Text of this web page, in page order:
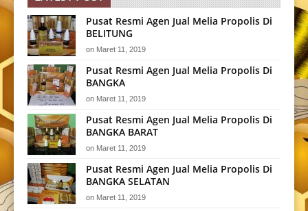
Pusat Resmi Agen Jual Melia Propolis Di
BELITUNG
on Maret 11, 2019
Pusat Resmi Agen Jual Melia Propolis Di
BANGKA
on Maret 11, 2019
Pusat Resmi Agen Jual Melia Propolis Di
BANGKA BARAT
on Maret 11, 2019
Pusat Resmi Agen Jual Melia Propolis Di
BANGKA SELATAN
on Maret 11, 2019